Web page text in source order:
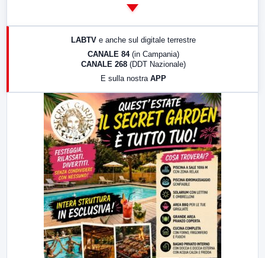
LabNews (replica)
LABTV e anche sul digitale terrestre
CANALE 84 (in Campania)
CANALE 268 (DDT Nazionale)
E sulla nostra APP